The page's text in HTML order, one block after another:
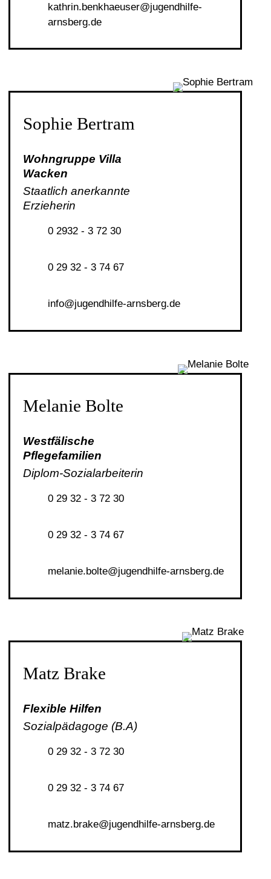
k thr n b nkh s r j g ndh lf -
rnsb rg d
Sophie Bertram
Wohngruppe Villa
Wacken
Staatlich anerkannte
Erzieherin
0 2932 - 3 72 30
0 29 32 - 3 74 67
nf j g ndh lf - rnsb rg d
Melanie Bolte
Westfälische
Pflegefamilien
Diplom-Sozialarbeiterin
0 29 32 - 3 72 30
0 29 32 - 3 74 67
m l n b lt j g ndh lf - rnsb rg d
Matz Brake
Flexible Hilfen
Sozialpädagoge (B.A)
0 29 32 - 3 72 30
0 29 32 - 3 74 67
m tz br k j g ndh lf - rnsb rg d